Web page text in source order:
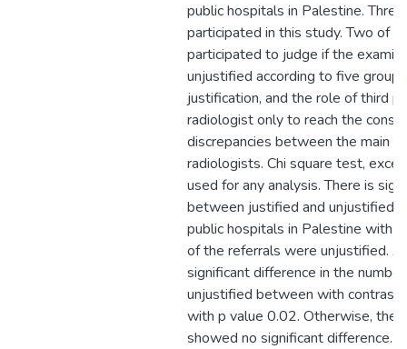
public hospitals in Palestine.
participated in this study. Two of
participated to judge if the
unjustified according to five
justification, and the role of third
radiologist only to reach the
discrepancies between the main
radiologists. Chi square test,
used for any analysis. There is
between justified and unjustified
public hospitals in Palestine with
of the referrals were unjustified.
significant difference in the
unjustified between with contrast
with p value 0.02. Otherwise, the
showed no significant difference.